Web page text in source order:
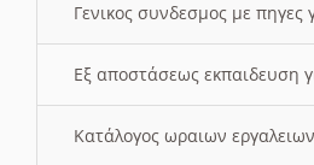
Γενικος συνδεσμος με πηγες
Εξ αποστάσεως εκπαιδευση
Κατάλογος ωραιων